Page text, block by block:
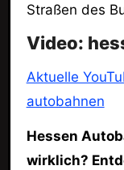
Straßen des
Video:
Aktuelle
autobahnen
Hessen
wirklich?